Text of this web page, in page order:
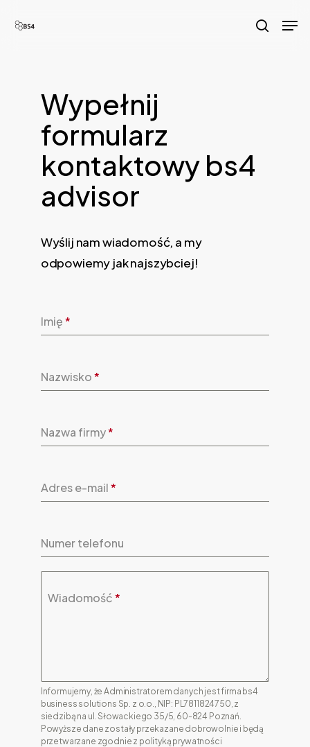
search
Wypełnij
formularz
kontaktowy bs4
advisor
Wyślij nam wiadomość, a my
odpowiemy jak najszybciej!
Imię*
Nazwisko*
Nazwa firmy*
Adres e-mail*
Numer telefonu
Wiadomość*
Informujemy, że Administratorem danych jest firma bs4
business solutions Sp. z o.o., NIP: PL7811824750, z
siedzibą na ul. Słowackiego 35/5, 60-824 Poznań.
Powyższe dane zostały przekazane dobrowolnie i będą
przetwarzane zgodnie z polityką prywatności